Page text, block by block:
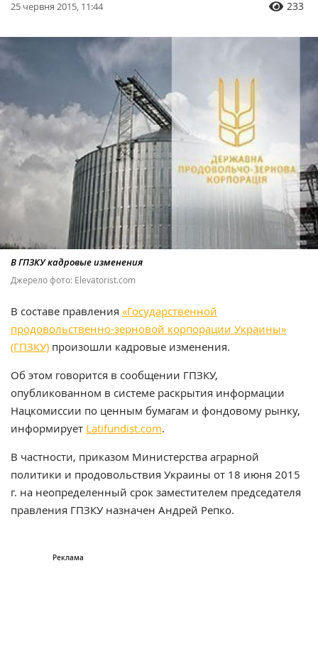
25 червня 2015, 11:44 233
В ГПЗКУ кадровые изменения
Джерело фото: Еlevatorist.com
В составе правления «Государственной
продовольственно-зерновой корпорации Украины»
(ГПЗКУ) произошли кадровые изменения.
Об этом говорится в сообщении ГПЗКУ,
опубликованном в системе раскрытия информации
Нацкомиссии по ценным бумагам и фондовому рынку,
информирует Latifundist.com.
В частности, приказом Министерства аграрной
политики и продовольствия Украины от 18 июня 2015
г. на неопределенный срок заместителем председателя
правления ГПЗКУ назначен Андрей Репко.